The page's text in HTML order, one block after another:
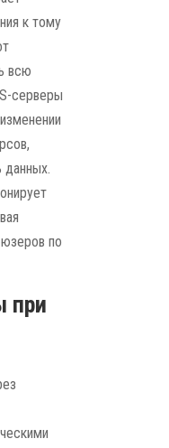
к тому
всю
серверы
данных.
по
при